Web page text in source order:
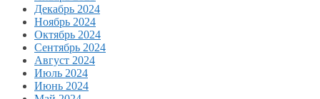
Декабрь 2024
Ноябрь 2024
Октябрь 2024
Сентябрь 2024
Август 2024
Июль 2024
Июнь 2024